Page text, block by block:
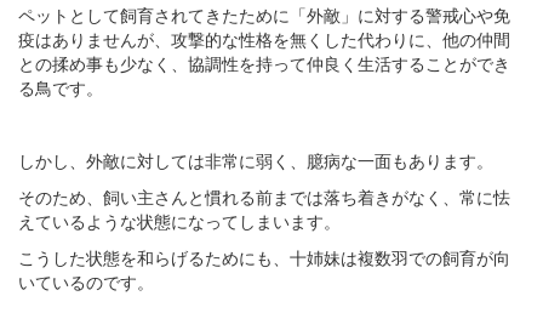
ペットとして飼育されてきたために「外敵」に対する警戒心や免
疫はありませんが、攻撃的な性格を無くした代わりに、他の仲間
との揉め事も少なく、協調性を持って仲良く生活することができ
る鳥です。
しかし、外敵に対しては非常に弱く、臆病な一面もあります。
そのため、飼い主さんと慣れる前までは落ち着きがなく、常に怯
えているような状態になってしまいます。
こうした状態を和らげるためにも、十姉妹は複数羽での飼育が向
いているのです。